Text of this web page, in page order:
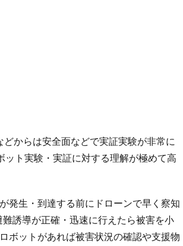
からは安全面などで実証実験が非常に
ト実験・実証に対する理解が極めて高
発生・到達する前にドローンで早く察知
誘導が正確・迅速に行えたら被害を小
ボットがあれば被害状況の確認や支援物